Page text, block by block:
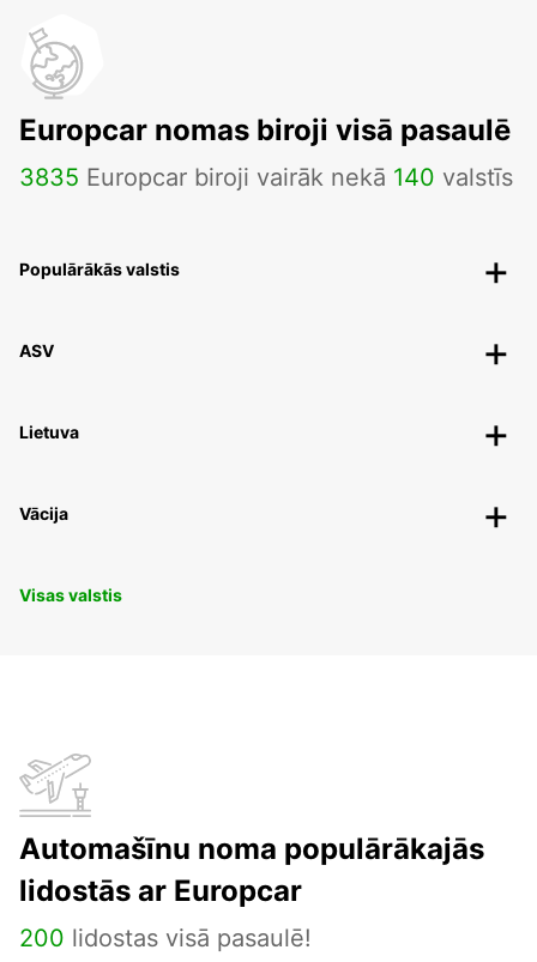
Europcar nomas biroji visā pasaulē
3835 Europcar biroji vairāk nekā 140 valstīs
Populārākās valstis
ASV
Lietuva
Vācija
Visas valstis
Automašīnu noma populārākajās
lidostās ar Europcar
200 lidostas visā pasaulē!